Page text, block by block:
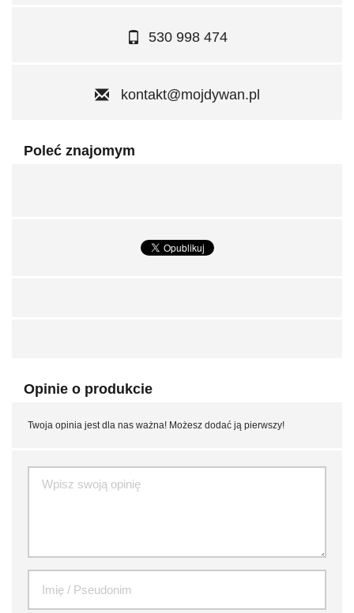
530 998 474
kontakt@mojdywan.pl
Poleć znajomym
Opinie o produkcie
Twoja opinia jest dla nas ważna! Możesz dodać ją pierwszy!